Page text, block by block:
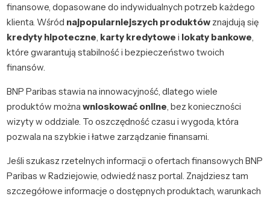
finansowe, dopasowane do indywidualnych potrzeb każdego
klienta. Wśród najpopularniejszych produktów znajdują się
kredyty hipoteczne, karty kredytowe i lokaty bankowe,
które gwarantują stabilność i bezpieczeństwo twoich
finansów.
BNP Paribas stawia na innowacyjność, dlatego wiele
produktów możnawnioskować online, bez konieczności
wizyty w oddziale. To oszczędność czasu i wygoda, która
pozwala na szybkie i łatwe zarządzanie finansami.
Jeśli szukasz rzetelnych informacji o ofertach finansowych BNP
Paribas w Radziejowie, odwiedź nasz portal. Znajdziesz tam
szczegółowe informacje o dostępnych produktach, warunkach